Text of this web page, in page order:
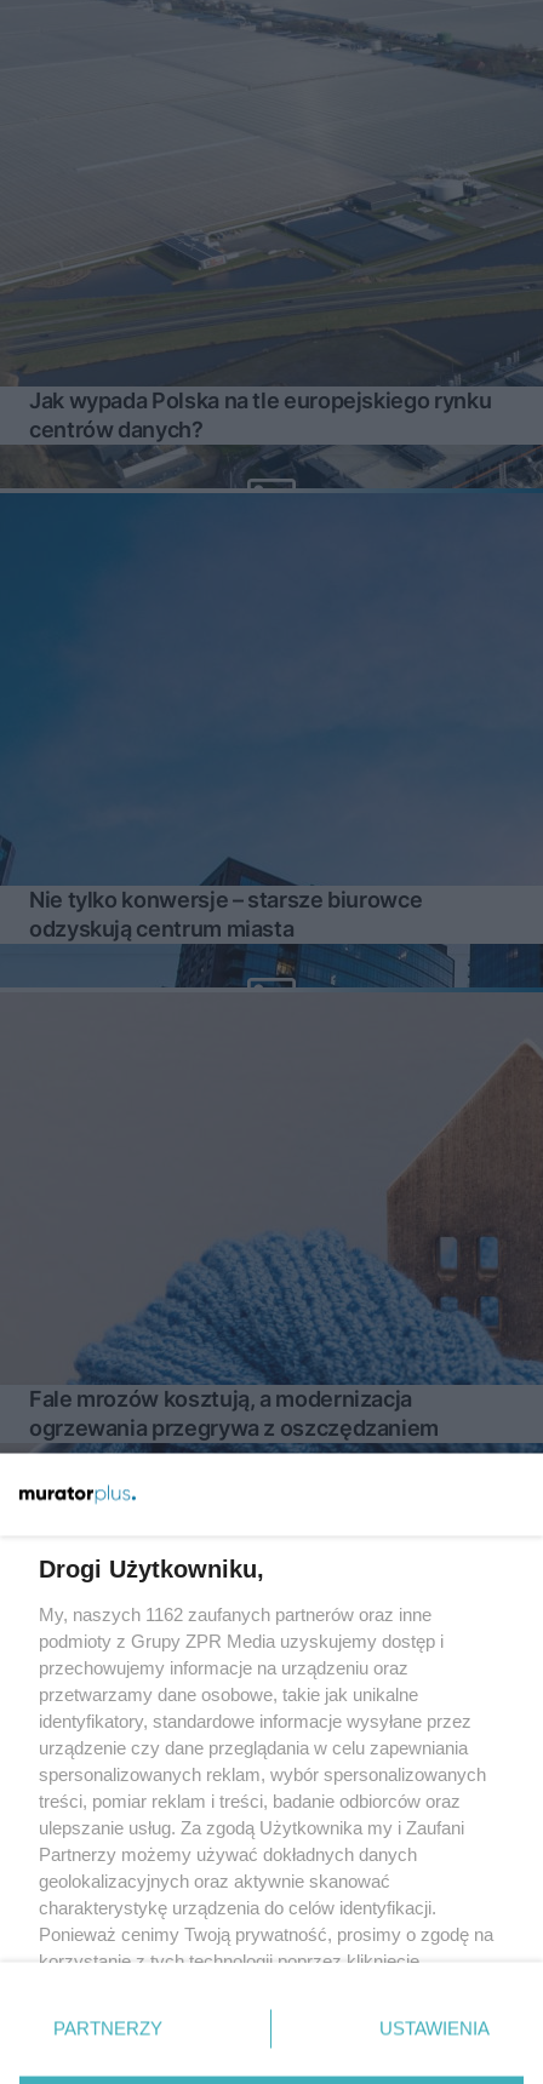
Jak wypada Polska na tle europejskiego rynku
centrów danych?
Nie tylko konwersje – starsze biurowce
odzyskują centrum miasta
Fale mrozów kosztują, a modernizacja
ogrzewania przegrywa z oszczędzaniem
Żaden utwór zamieszczony w serwisie nie może być powielany i
rozpowszechniany lub dalej rozpowszechniany w jakikolwiek sposób
(w tym także elektroniczny lub mechaniczny) na jakimkolwiek polu
eksploatacji w jakiejkolwiek formie, włącznie z umieszczaniem w
Internecie bez pisemnej zgody właściciela praw. Jakiekolwiek użycie
lub wykorzystanie utworów w całości lub w części z naruszeniem
prawa, tzn. bez właściwej zgody, jest zabronione pod groźbą kary i
może być ścigane prawnie.
Drogi Użytkowniku,
My, naszych 1162 zaufanych partnerów oraz inne
podmioty z Grupy ZPR Media uzyskujemy dostęp i
przechowujemy informacje na urządzeniu oraz
przetwarzamy dane osobowe, takie jak unikalne
identyfikatory, standardowe informacje wysyłane przez
urządzenie czy dane przeglądania w celu zapewniania
spersonalizowanych reklam, wybór spersonalizowanych
treści, pomiar reklam i treści, badanie odbiorców oraz
ulepszanie usług. Za zgodą Użytkownika my i Zaufani
Partnerzy możemy używać dokładnych danych
geolokalizacyjnych oraz aktywnie skanować
charakterystykę urządzenia do celów identyfikacji.
Ponieważ cenimy Twoją prywatność, prosimy o zgodę na
korzystanie z tych technologii poprzez kliknięcie
zmienić/wycofać klikając przycisk ustawień prywatności
znajdujący się w lewym dolnym rogu strony
rodzaje przetwarzania danych nie wymagają zgody
PARTNERZY USTAWIENIA